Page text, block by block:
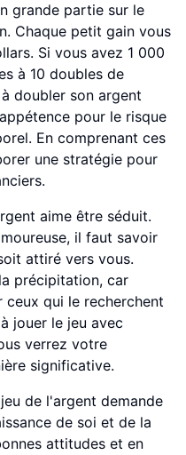
grande partie sur le
Chaque petit gain vous
Si vous avez 1 000
à 10 doubles de
doubler son argent
pour le risque
En comprenant ces
une stratégie pour
aime être séduit.
il faut savoir
attiré vers vous.
précipitation, car
qui le recherchent
jouer le jeu avec
verrez votre
significative.
de l'argent demande
de soi et de la
attitudes et en